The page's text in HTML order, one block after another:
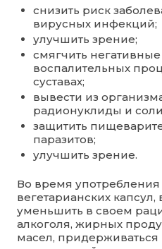
снизить риск
вирусных инфекций;
улучшить зрение;
смягчить
воспалительных
суставах;
вывести из
радионуклиды и
защитить
паразитов;
улучшить зрение.
Во время употребления
вегетарианских
уменьшить в своем
алкоголя, жирных
масел, придерживаться